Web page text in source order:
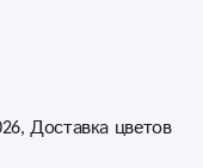
Доставка цветов